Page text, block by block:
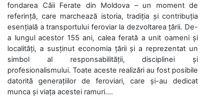
fondarea Căii Ferate din Moldova – un moment de
referință, care marchează istoria, tradiția și contribuția
esențială a transportului feroviar la dezvoltarea țării. De-
a lungul acestor 155 ani, calea ferată a unit oameni și
localități, a susținut economia țării și a reprezentat un
simbol al responsabilității, disciplinei și
profesionalismului. Toate aceste realizări au fost posibile
datorită generațiilor de feroviari, care și-au dedicat
munca și viața acestei ramuri....